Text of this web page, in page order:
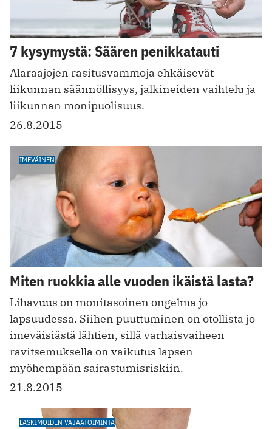
7 kysymystä: Säären penikkatauti
Alaraajojen rasitusvammoja ehkäisevät
liikunnan säännöllisyys, jalkineiden vaihtelu ja
liikunnan monipuolisuus.
26.8.2015
IMEVÄINEN
Miten ruokkia alle vuoden ikäistä lasta?
Lihavuus on monitasoinen ongelma jo
lapsuudessa. Siihen puuttuminen on otollista jo
imeväisiästä lähtien, sillä varhaisvaiheen
ravitsemuksella on vaikutus lapsen
myöhempään sairastumisriskiin.
21.8.2015
LASKIMOIDEN VAJAATOIMINTA